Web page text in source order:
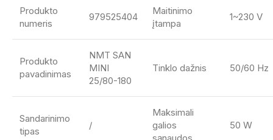
Produkto
numeris
979525404
Maitinimo
įtampa
1~230 V
Produkto
pavadinimas
NMT SAN
MINI
25/80-180
Tinklo dažnis 50/60 Hz
Sandarinimo
tipas
/
Maksimali
galios
50 W